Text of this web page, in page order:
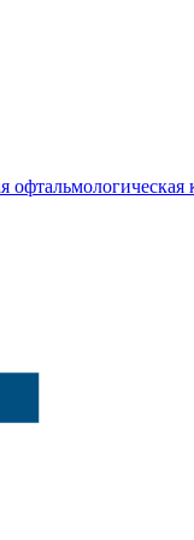
офтальмологическая